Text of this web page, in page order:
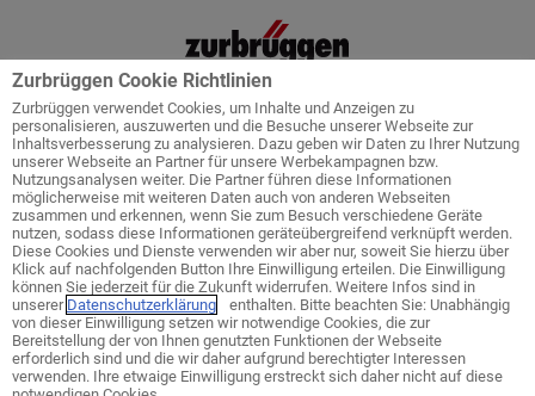
Startseite Service Küchenplanung
Welches ist ihr bevorzugtes Wohn-
Zentrum?
zurück zur Themen-Auswahl
Zurbrüggen Cookie Richtlinien
Zurbrüggen verwendet Cookies, um Inhalte und Anzeigen zu
personalisieren, auszuwerten und die Besuche unserer Webseite zur
Inhaltsverbesserung zu analysieren. Dazu geben wir Daten zu Ihrer Nutzung
unserer Webseite an Partner für unsere Werbekampagnen bzw.
Nutzungsanalysen weiter. Die Partner führen diese Informationen
möglicherweise mit weiteren Daten auch von anderen Webseiten
zusammen und erkennen, wenn Sie zum Besuch verschiedene Geräte
nutzen, sodass diese Informationen geräteübergreifend verknüpft werden.
Diese Cookies und Dienste verwenden wir aber nur, soweit Sie hierzu über
Klick auf nachfolgenden Button Ihre Einwilligung erteilen. Die Einwilligung
können Sie jederzeit für die Zukunft widerrufen. Weitere Infos sind in
unserer Datenschutzerklärung
enthalten. Bitte beachten Sie: Unabhängig
von dieser Einwilligung setzen wir notwendige Cookies, die zur
Bereitstellung der von Ihnen genutzten Funktionen der Webseite
erforderlich sind und die wir daher aufgrund berechtigter Interessen
verwenden. Ihre etwaige Einwilligung erstreckt sich daher nicht auf diese